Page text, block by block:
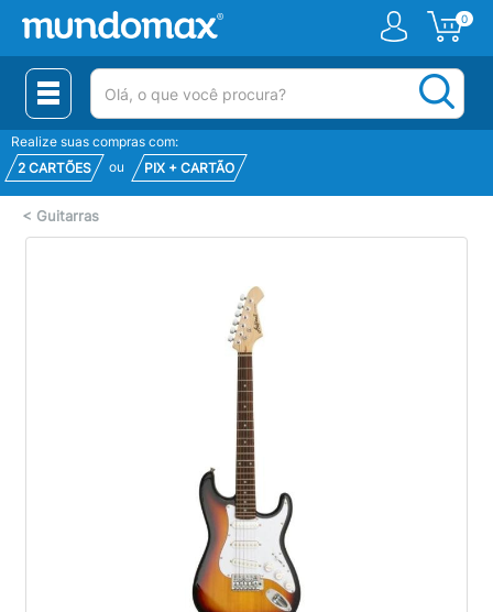
0
(pesquisar)
Realize suas compras com:
2 CARTÕES
ou PIX + CARTÃO
< Guitarras